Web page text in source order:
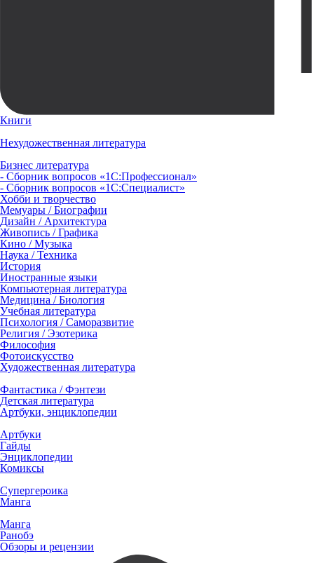
Книги
Нехудожественная литература
Бизнес литература
- Сборник вопросов «1С:Профессионал»
- Сборник вопросов «1С:Специалист»
Хобби и творчество
Мемуары / Биографии
Дизайн / Архитектура
Живопись / Графика
Кино / Музыка
Наука / Техника
История
Иностранные языки
Компьютерная литература
Медицина / Биология
Учебная литература
Психология / Саморазвитие
Религия / Эзотерика
Философия
Фотоискусство
Художественная литература
Фантастика / Фэнтези
Детская литература
Артбуки, энциклопедии
Артбуки
Гайды
Энциклопедии
Комиксы
Супергероика
Манга
Манга
Ранобэ
Обзоры и рецензии